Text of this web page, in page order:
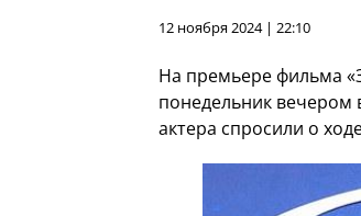
12 ноября 2024 | 22:10
На премьере фильма
понедельник вечером
актера спросили о